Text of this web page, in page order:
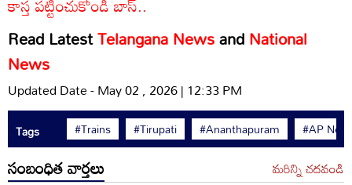
Read LatestTelangana NewsandNational
News
Updated Date - May 02 , 2026 | 12:33 PM
Tags #Trains #Tirupati #Ananthapuram #AP
సంబంధిత వార్తలు మరిన్ని చదవండి